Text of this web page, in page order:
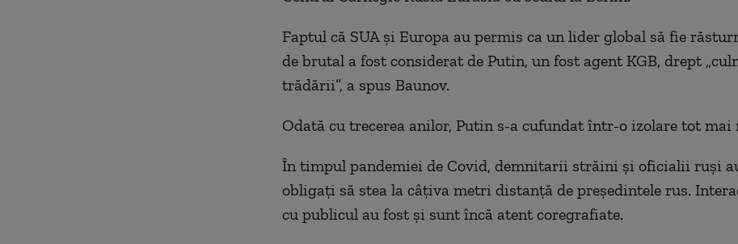
Faptul că SUA și Europa au permis ca un lider global să fie
de brutal a fost considerat de Putin, un fost agent KGB, drept
trădării”, a spus Baunov.
Odată cu trecerea anilor, Putin s-a cufundat într-o izolare tot mai
În timpul pandemiei de Covid, demnitarii străini și oficialii ruși
obligați să stea la câțiva metri distanță de președintele rus.
cu publicul au fost și sunt încă atent coregrafiate.